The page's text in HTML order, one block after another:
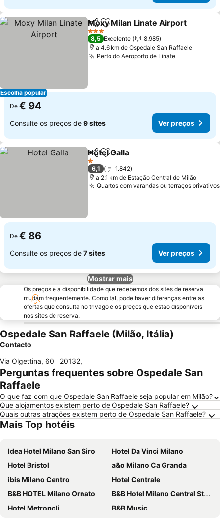
Escolha popular
PartilharAdicionar aos favoritos
Moxy Milan Linate Airport
3 Estrelas
8,5 Excelente
8.985
a 4.6 km de Ospedale San Raffaele
Perto do Aeroporto de Linate
De € 94
Consulte os preços de 9 sites Ver preços
PartilharAdicionar aos favoritos
Hotel Galla
1 Estrelas
6,1
1.842
a 2.1 km de Estação Central de Milão
Quartos com varandas ou terraços privativos
De € 86
Consulte os preços de 7 sites Ver preços
Mostrar mais
Os preços e a disponibilidade que recebemos dos sites de reserva
mudam frequentemente. Como tal, pode haver diferenças entre as
ofertas que consulta no trivago e os preços que estão disponíveis
nos sites de reserva.
Ospedale San Raffaele (Milão, Itália)
Contacto
Via Olgettina, 60, 20132,
Perguntas frequentes sobre Ospedale San
Raffaele
O que faz com que Ospedale San Raffaele seja popular em Milão?
Que alojamentos existem perto de Ospedale San Raffaele?
Quais outras atrações existem perto de Ospedale San Raffaele?
Mais Top hotéis
Idea Hotel Milano San Siro
Hotel Da Vinci Milano
Hotel Bristol
a&o Milano Ca Granda
ibis Milano Centro
Hotel Centrale
B&B HOTEL Milano Ornato
B&B Hotel Milano Central Station
Hotel Metropoli
B&B Music